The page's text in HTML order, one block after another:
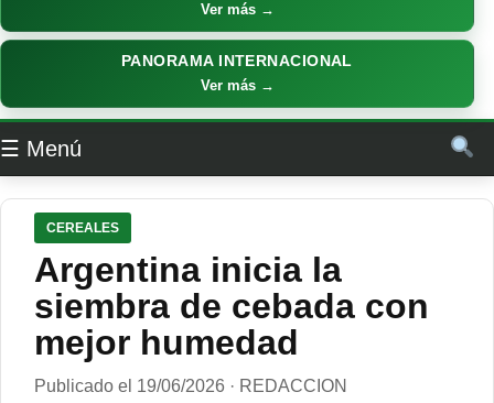
Ver más →
PANORAMA INTERNACIONAL
Ver más →
☰ Menú
CEREALES
Argentina inicia la
siembra de cebada con
mejor humedad
Publicado el 19/06/2026 · REDACCION